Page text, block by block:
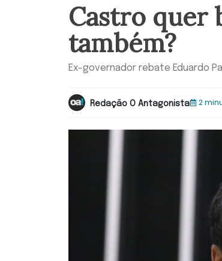
Castro quer
também?
Ex-governador rebate Eduardo
Redação O Antagonista 2